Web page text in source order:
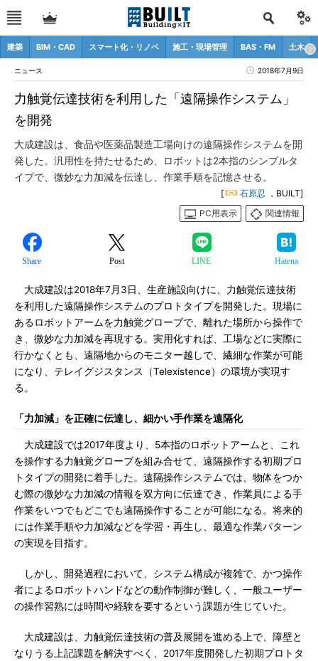
建築 BIM・CAD スマート化・リノベ 施工・現場管理 BAS・FM 土木
ニュース 2018年7月9日
力触覚伝達技術を利用した「遠隔操作システム」
を開発
大成建設は、食品や医薬品製造工場向けの遠隔操作システムを開
発した。汎用性を持たせるため、ロボットは2本指のシンプルタ
イプで、微妙な力加減を伝達し、作業手順を記憶させる。
[ 石原忍 ，BUILT]
PC用表示
関連情報
Share Post LINE Hatena
大成建設は2018年7月3日、生産施設向けに、力触覚伝達技術
を利用した遠隔操作システムのプロトタイプを開発した。現場に
あるロボットアームを力触覚グローブで、離れた場所から操作で
き、微妙な力加減を再現する。実用化すれば、工場などに実際に
行かなくとも、遠隔地からのモニター越しで、繊細な作業が可能
になり、テレイグジスタンス（Telexistence）の環境が実現す
る。
「力加減」を正確に伝達し、細かい手作業を遠隔化
大成建設では2017年度より、5本指のロボットアームと、これ
を操作する力触覚グローブを組み合せて、遠隔操作する初期プロ
トタイプの開発に着手した。遠隔操作システムでは、物体をつか
む際の微妙な力加減の情報を双方向に伝達でき、作業員による手
作業をいつでもどこでも遠隔操作することが可能になる。将来的
には作業手順や力加減などを学習・再生し、最適な作業パターン
の実現を目指す。
しかし、開発過程において、システム構成が複雑で、かつ操作
者によるロボットハンドなどの動作制御が難しく、一般ユーザー
の操作習熟には時間や経験を要するという課題が生じていた。
大成建設は、力触覚伝達技術の普及展開を進める上で、障壁と
なりうる上記課題を解決すべく、2017年度開発した初期プロトタ